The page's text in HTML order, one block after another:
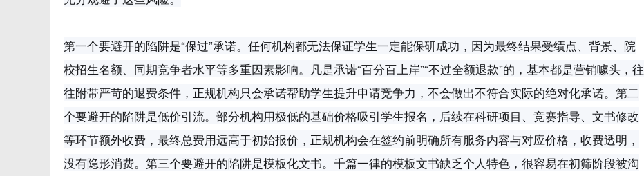
第一个要避开的陷阱是“保过”承诺。任何机构都无法保证学生一定能保研成功，因为最终结果受绩点、背景、院
校招生名额、同期竞争者水平等多重因素影响。凡是承诺“百分百上岸”“不过全额退款”的，基本都是营销噱头，往
往附带严苛的退费条件，正规机构只会承诺帮助学生提升申请竞争力，不会做出不符合实际的绝对化承诺。第二
个要避开的陷阱是低价引流。部分机构用极低的基础价格吸引学生报名，后续在科研项目、竞赛指导、文书修改
等环节额外收费，最终总费用远高于初始报价，正规机构会在签约前明确所有服务内容与对应价格，收费透明，
没有隐形消费。第三个要避开的陷阱是模板化文书。千篇一律的模板文书缺乏个人特色，很容易在初筛阶段被淘